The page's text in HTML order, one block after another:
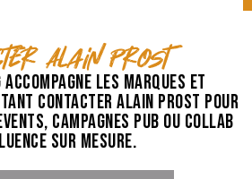
Alain Prost
les marques et
contacter Alain Prost pour
campagnes pub ou collab
sur mesure.